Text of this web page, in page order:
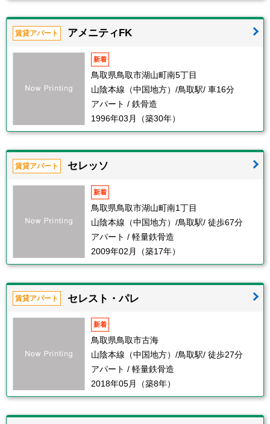
賃貸アパート アメニティFK
新着
鳥取県鳥取市湖山町南5丁目
山陰本線（中国地方）/鳥取駅/ 車16分
アパート / 鉄骨造
1996年03月（築30年）
賃貸アパート セレッソ
新着
鳥取県鳥取市湖山町南1丁目
山陰本線（中国地方）/鳥取駅/ 徒歩67分
アパート / 軽量鉄骨造
2009年02月（築17年）
賃貸アパート セレスト・パレ
新着
鳥取県鳥取市古海
山陰本線（中国地方）/鳥取駅/ 徒歩27分
アパート / 軽量鉄骨造
2018年05月（築8年）